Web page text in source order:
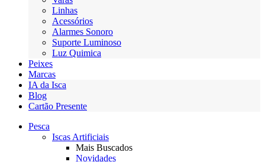
Linhas
Acessórios
Alarmes Sonoro
Suporte Luminoso
Luz Quimica
Peixes
Marcas
IA da Isca
Blog
Cartão Presente
Pesca
Iscas Artificiais
Mais Buscados
Novidades